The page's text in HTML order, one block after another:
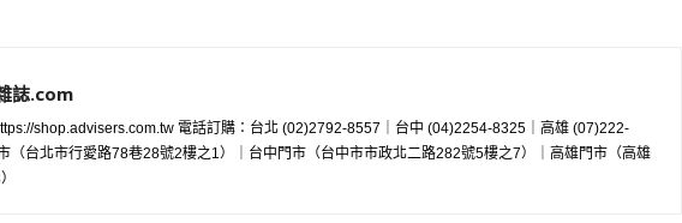
誌.com
shop.advisers.com.tw 電話訂購：台北 (02)2792-8557｜台中 (04)2254-8325｜高雄 (07)222-
（台北市行愛路78巷28號2樓之1）｜台中門市（台中市市政北二路282號5樓之7）｜高雄門市（高雄